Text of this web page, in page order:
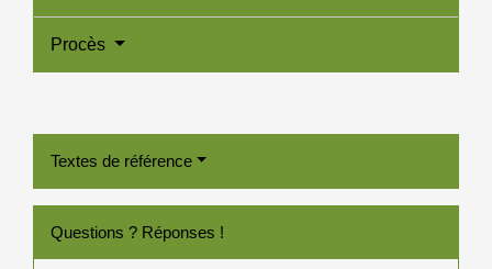
Procès
Textes de référence
Questions ? Réponses !